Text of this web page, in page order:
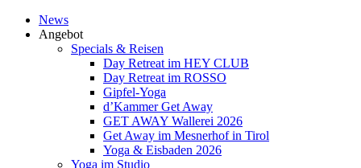
News
Angebot
Specials & Reisen
Day Retreat im HEY CLUB
Day Retreat im ROSSO
Gipfel-Yoga
d’Kammer Get Away
GET AWAY Wallerei 2026
Get Away im Mesnerhof in Tirol
Yoga & Eisbaden 2026
Yoga im Studio